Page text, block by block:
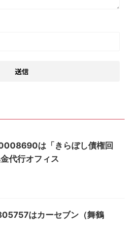
は「きらぼし債権回
代行オフィス
はカーセブン（舞鶴